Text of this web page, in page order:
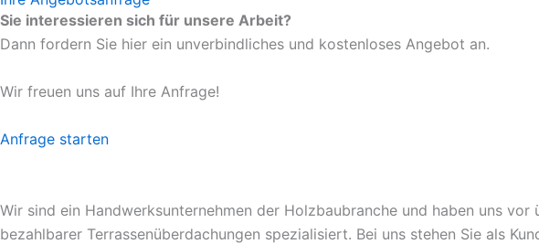
Sie interessieren sich für unsere Arbeit?
Dann fordern Sie hier ein unverbindliches und kostenloses Angebot an.
Wir freuen uns auf Ihre Anfrage!
Anfrage starten
Wir sind ein Handwerksunternehmen der Holzbaubranche und haben uns
bezahlbarer Terrassenüberdachungen spezialisiert. Bei uns stehen Sie als